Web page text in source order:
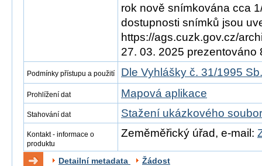
rok nově snímkována cca
dostupnosti snímků jsou
https://ags.cuzk.gov.cz/
27. 03. 2025 prezentováno
Podmínky přístupu a použití Dle Vyhlášky č. 31/1995 Sb.
Prohlížení dat Mapová aplikace
Stahování dat Stažení ukázkového
Kontakt - informace o
produktu
Zeměměřický úřad, e-mail:
Detailní metadata
Žádost